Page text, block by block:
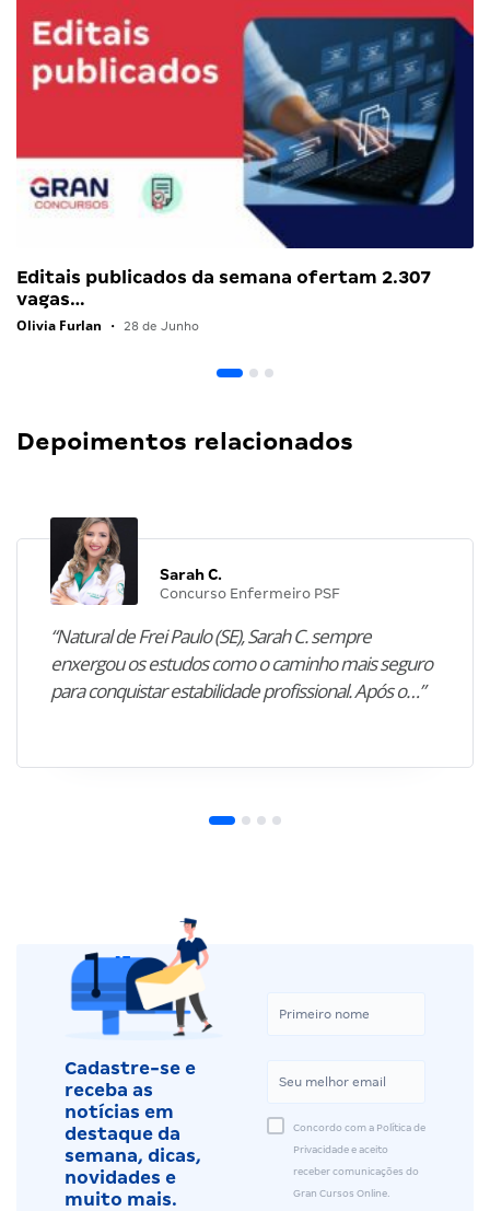
Editais publicados da semana ofertam 2.307
vagas…
Olivia Furlan • 28 de Junho
Depoimentos relacionados
Sarah C.
Concurso Enfermeiro PSF
“Natural de Frei Paulo (SE), Sarah C. sempre
enxergou os estudos como o caminho mais seguro
para conquistar estabilidade profissional. Após o…”
Cadastre-se e
receba as
notícias em
destaque da
semana, dicas,
novidades e
muito mais.
Concordo com a Política de
Privacidade e aceito
receber comunicações do
Gran Cursos Online.